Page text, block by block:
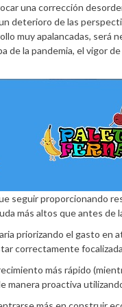
una corrección
deterioro de las
muy apalancadas, será
de la pandemia, el vigor
seguir proporcionando
más altos que antes de
priorizando el gasto en
correctamente
más rápido
manera proactiva